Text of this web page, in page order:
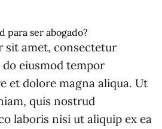
para ser abogado?
sit amet, consectetur
eiusmod tempor
et dolore magna aliqua. Ut
quis nostrud
laboris nisi ut aliquip ex ea